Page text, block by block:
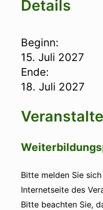
Details
Beginn:
15. Juli 2027
Ende:
18. Juli 2027
Bitte melden Sie
Internetseite des
Bitte beachten Sie,